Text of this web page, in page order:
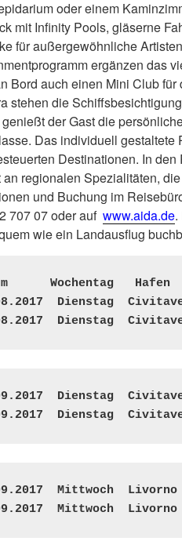
oder einem
mit Infinity Pools, gläserne
für außergewöhnliche
ergänzen das
Bord auch einen Mini Club
stehen die
der Gast die
Das individuell gestaltete
Destinationen. In
regionalen Spezialitäten,
und Buchung im
707 07 oder auf www.aida.de
wie ein Landausflug
Wochentag
Dienstag
Dienstag
Dienstag
Dienstag
Mittwoch
Mittwoch